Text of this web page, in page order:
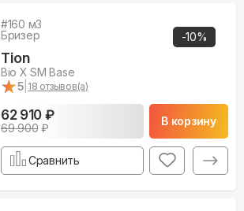
-10%
#160 м3
Бризер
Tion
Bio X SM Base
★
★5 18 отзывов(а)
62 910 ₽
69 900₽
В корзину
Сравнить